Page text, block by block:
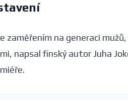
zaměřením na generaci
napsal finský autor Juha